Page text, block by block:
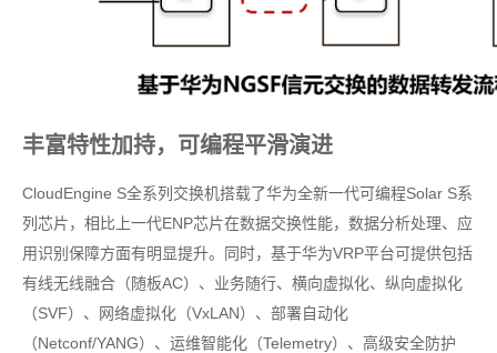
丰富特性加持，可编程平滑演进
CloudEngine S全系列交换机搭载了华为全新一代可编程Solar S系
列芯片，相比上一代ENP芯片在数据交换性能，数据分析处理、应
用识别保障方面有明显提升。同时，基于华为VRP平台可提供包括
有线无线融合（随板AC）、业务随行、横向虚拟化、纵向虚拟化
（SVF）、网络虚拟化（VxLAN）、部署自动化
（Netconf/YANG）、运维智能化（Telemetry）、高级安全防护